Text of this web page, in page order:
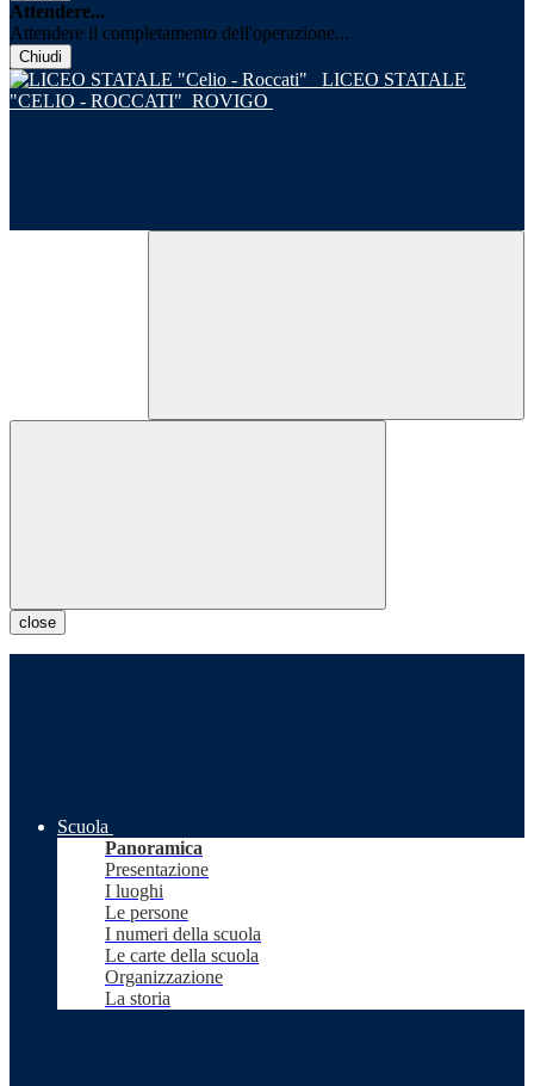
Attendere...
Attendere il completamento dell'operazione...
Chiudi
LICEO STATALE
"CELIO - ROCCATI" ROVIGO
close
Scuola
Panoramica
Presentazione
I luoghi
Le persone
I numeri della scuola
Le carte della scuola
Organizzazione
La storia